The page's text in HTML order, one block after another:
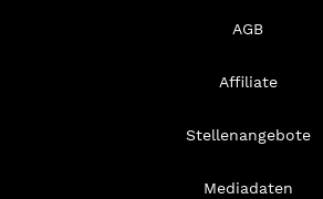
AGB
Affiliate
Stellenangebote
Mediadaten